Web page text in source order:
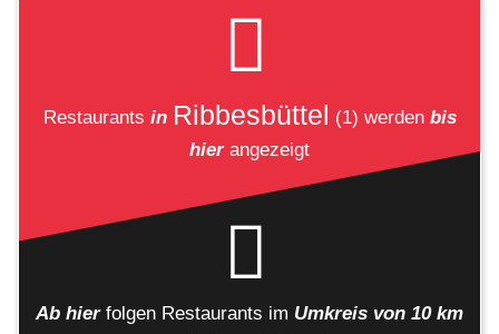
Restaurants in Ribbesbüttel (1) werden bis
hierangezeigt
Ab hier folgen Restaurants im Umkreis von 10 km